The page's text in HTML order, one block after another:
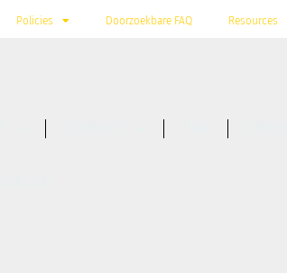
Policies Doorzoekbare FAQ Resources